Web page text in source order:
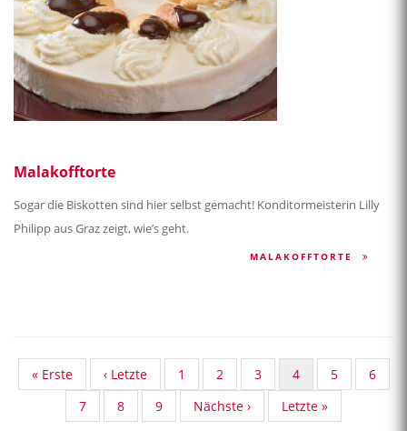
Malakofftorte
Sogar die Biskotten sind hier selbst gemacht! Konditormeisterin Lilly
Philipp aus Graz zeigt, wie’s geht.
MALAKOFFTORTE
First
page
« Erste
Vorherige
Seite
‹ Letzte
Standard
Taxonomy
Seite
1
Standard
Taxonomy
Seite
2
Standard
Taxonomy
Seite
3
Aktuelle
Seite
4
Standard
Taxonomy
5
6
Standard
Taxonomy
7
Standard
Taxonomy
8
Standard
Taxonomy
9
Nächste
Seite
Nächste ›
Last
page
Letzte »